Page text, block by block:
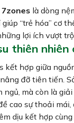
là dòng
“trẻ hóa” cơ
lợi ích vượt
thiên nhiên
kết hợp giữa
đỡ tiên tiến.
ngủ, mà còn là
cao sự thoải
dịu kết hợp